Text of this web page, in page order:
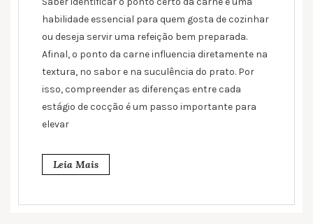
habilidade essencial para quem gosta de cozinhar
ou deseja servir uma refeição bem preparada.
Afinal, o ponto da carne influencia diretamente na
textura, no sabor e na suculência do prato. Por
isso, compreender as diferenças entre cada
estágio de cocção é um passo importante para
elevar
Leia Mais